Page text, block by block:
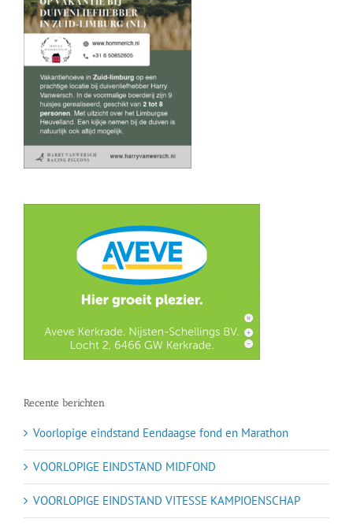
Recente berichten
Voorlopige eindstand Eendaagse fond en Marathon
VOORLOPIGE EINDSTAND MIDFOND
VOORLOPIGE EINDSTAND VITESSE KAMPIOENSCHAP